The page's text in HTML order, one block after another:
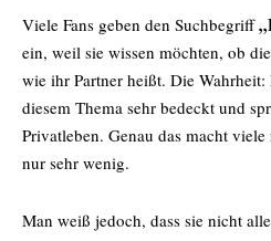
Viele Fans geben den Suchbegriff
ein, weil sie wissen möchten, ob
wie ihr Partner heißt. Die
diesem Thema sehr bedeckt und
Privatleben. Genau das macht
nur sehr wenig.
Man weiß jedoch, dass sie nicht